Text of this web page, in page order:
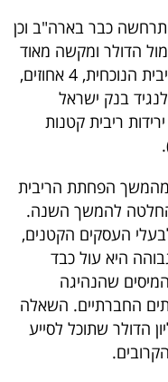
כבר בארה"ב וכן
הדולר ומקשה מאוד
על היצואנים. בתנאים אלה רמת הריבית הנוכחית, 4 אחוזים,
בנק ישראל
ריבית קטנות
מהמשך הפחתת הריבית
להמשך השנה.
העסקים הקטנים,
היא עול כבד
שהנהיגה
החברתיים. השאלה
הדולר שתוכל לסייע